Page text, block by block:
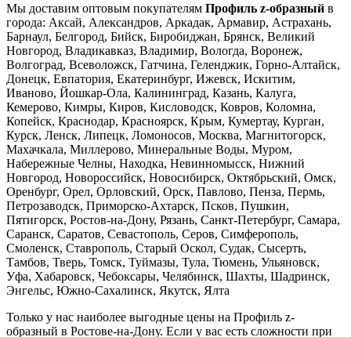
Мы доставим оптовым покупателям Профиль z-образный в
города: Аксай, Александров, Аркадак, Армавир, Астрахань,
Барнаул, Белгород, Бийск, Биробиджан, Брянск, Великий
Новгород, Владикавказ, Владимир, Вологда, Воронеж,
Волгоград, Всеволожск, Гатчина, Геленджик, Горно-Алтайск,
Донецк, Евпатория, Екатеринбург, Ижевск, Искитим,
Иваново, Йошкар-Ола, Калининград, Казань, Калуга,
Кемерово, Кимры, Киров, Кисловодск, Ковров, Коломна,
Копейск, Краснодар, Красноярск, Крым, Кумертау, Курган,
Курск, Ленск, Липецк, Ломоносов, Москва, Магнитогорск,
Махачкала, Миллерово, Минеральные Воды, Муром,
Набережные Челны, Находка, Невинномысск, Нижний
Новгород, Новороссийск, Новосибирск, Октябрьский, Омск,
Оренбург, Орел, Орловский, Орск, Павлово, Пенза, Пермь,
Петрозаводск, Приморско-Ахтарск, Псков, Пушкин,
Пятигорск, Ростов-на-Дону, Рязань, Санкт-Петербург, Самара,
Саранск, Саратов, Севастополь, Серов, Симферополь,
Смоленск, Ставрополь, Старый Оскол, Судак, Сысерть,
Тамбов, Тверь, Томск, Туймазы, Тула, Тюмень, Ульяновск,
Уфа, Хабаровск, Чебоксары, Челябинск, Шахты, Шадринск,
Энгельс, Южно-Сахалинск, Якутск, Ялта
Только у нас наиболее выгодные цены на Профиль z-
образный в Ростове-на-Дону. Если у вас есть сложности при